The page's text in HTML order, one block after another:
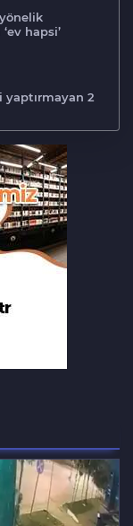
yönelik
hapsi’
yaptırmayan 2
sert
dönüşüm
bir kurtuluş, bir